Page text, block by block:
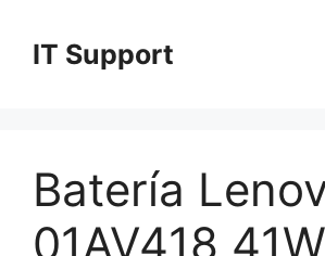
contentIT Support
Batería
01AV418